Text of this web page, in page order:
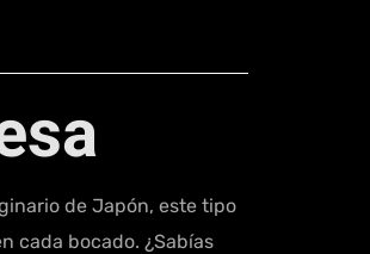
de Japón, este tipo
cada bocado. ¿Sabías